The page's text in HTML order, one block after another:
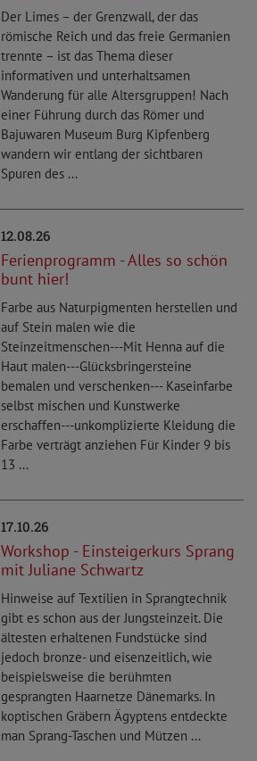
Der Limes – der Grenzwall, der das
römische Reich und das freie Germanien
trennte – ist das Thema dieser
informativen und unterhaltsamen
Wanderung für alle Altersgruppen! Nach
einer Führung durch das Römer und
Bajuwaren Museum Burg Kipfenberg
wandern wir entlang der sichtbaren
Spuren des ...
12.08.26
Ferienprogramm - Alles so schön
bunt hier!
Farbe aus Naturpigmenten herstellen und
auf Stein malen wie die
Steinzeitmenschen---Mit Henna auf die
Haut malen---Glücksbringersteine
bemalen und verschenken--- Kaseinfarbe
selbst mischen und Kunstwerke
erschaffen---unkomplizierte Kleidung die
Farbe verträgt anziehen Für Kinder 9 bis
13 ...
17.10.26
Workshop - Einsteigerkurs Sprang
mit Juliane Schwartz
Hinweise auf Textilien in Sprangtechnik
gibt es schon aus der Jungsteinzeit. Die
ältesten erhaltenen Fundstücke sind
jedoch bronze- und eisenzeitlich, wie
beispielsweise die berühmten
gesprangten Haarnetze Dänemarks. In
koptischen Gräbern Ägyptens entdeckte
man Sprang-Taschen und Mützen ...